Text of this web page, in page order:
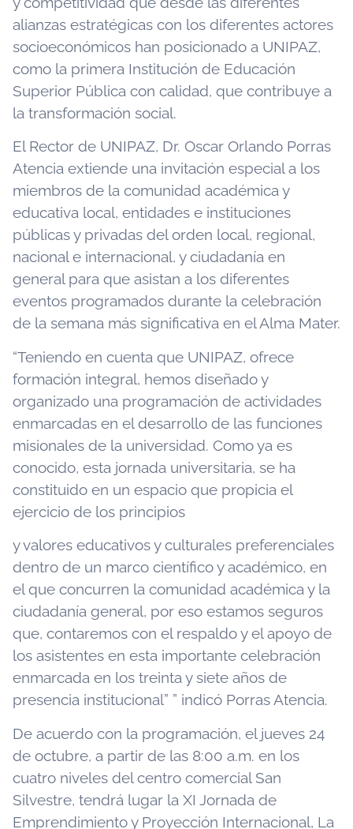
alianzas estratégicas con los diferentes actores
socioeconómicos han posicionado a UNIPAZ,
como la primera Institución de Educación
Superior Pública con calidad, que contribuye a
la transformación social.
El Rector de UNIPAZ, Dr. Oscar Orlando Porras
Atencia extiende una invitación especial a los
miembros de la comunidad académica y
educativa local, entidades e instituciones
públicas y privadas del orden local, regional,
nacional e internacional, y ciudadanía en
general para que asistan a los diferentes
eventos programados durante la celebración
de la semana más significativa en el Alma Mater.
“Teniendo en cuenta que UNIPAZ, ofrece
formación integral, hemos diseñado y
organizado una programación de actividades
enmarcadas en el desarrollo de las funciones
misionales de la universidad. Como ya es
conocido, esta jornada universitaria, se ha
constituido en un espacio que propicia el
ejercicio de los principios
y valores educativos y culturales preferenciales
dentro de un marco científico y académico, en
el que concurren la comunidad académica y la
ciudadanía general, por eso estamos seguros
que, contaremos con el respaldo y el apoyo de
los asistentes en esta importante celebración
enmarcada en los treinta y siete años de
presencia institucional” ” indicó Porras Atencia.
De acuerdo con la programación, el jueves 24
de octubre, a partir de las 8:00 a.m. en los
cuatro niveles del centro comercial San
Silvestre, tendrá lugar la XI Jornada de
Emprendimiento y Proyección Internacional, La